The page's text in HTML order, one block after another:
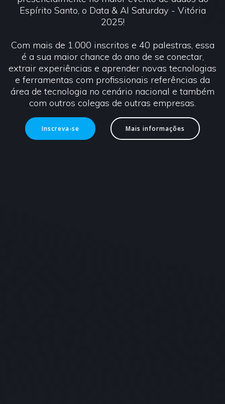
Espírito Santo, o Data & AI Saturday - Vitória
2025!
Com mais de 1.000 inscritos e 40 palestras, essa
é a sua maior chance do ano de se conectar,
extrair experiências e aprender novas tecnologias
e ferramentas com profissionais referências da
área de tecnologia no cenário nacional e também
com outros colegas de outras empresas.
Inscreva-se Mais informações